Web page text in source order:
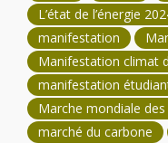
L’état de l’énergie
manifestation
Manifestation climat
manifestation
Marche mondiale
marché du carbone